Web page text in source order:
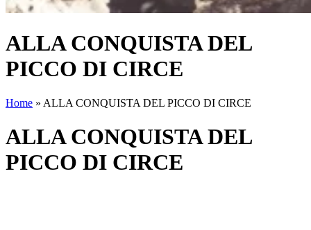
ALLA CONQUISTA DEL
PICCO DI CIRCE
Home » ALLA CONQUISTA DEL PICCO DI CIRCE
ALLA CONQUISTA DEL
PICCO DI CIRCE